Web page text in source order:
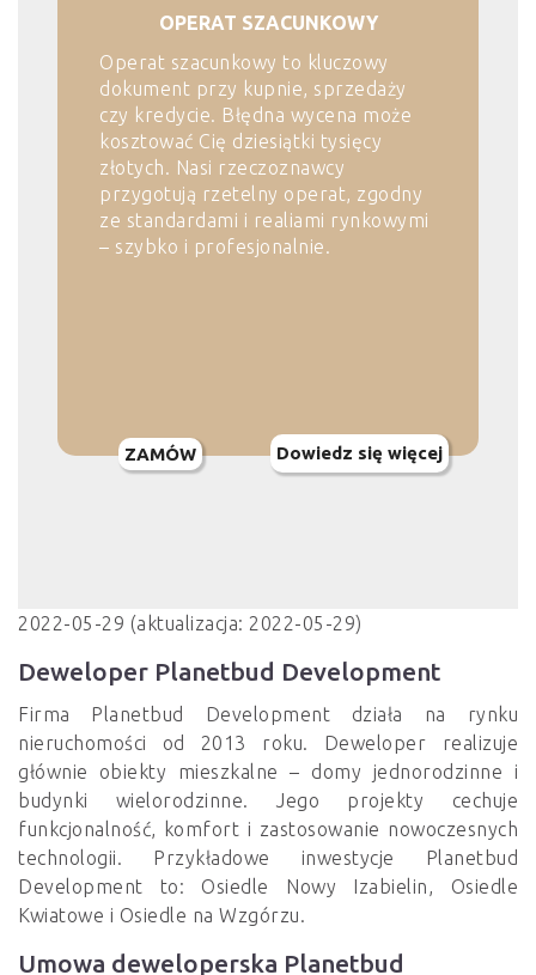
OPERAT SZACUNKOWY
Operat szacunkowy to kluczowy
dokument przy kupnie, sprzedaży
czy kredycie. Błędna wycena może
kosztować Cię dziesiątki tysięcy
złotych. Nasi rzeczoznawcy
przygotują rzetelny operat, zgodny
ze standardami i realiami rynkowymi
– szybko i profesjonalnie.
ZAMÓW Dowiedz się więcej
2022-05-29 (aktualizacja: 2022-05-29)
Deweloper Planetbud Development
Firma Planetbud Development działa na rynku
nieruchomości od 2013 roku. Deweloper realizuje
głównie obiekty mieszkalne – domy jednorodzinne i
budynki wielorodzinne. Jego projekty cechuje
funkcjonalność, komfort i zastosowanie nowoczesnych
technologii. Przykładowe inwestycje Planetbud
Development to: Osiedle Nowy Izabielin, Osiedle
Kwiatowe i Osiedle na Wzgórzu.
Umowa deweloperska Planetbud